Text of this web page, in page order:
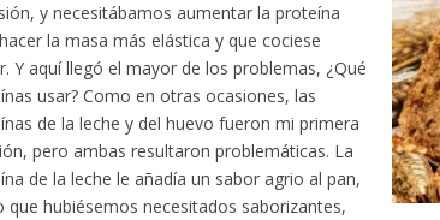
y necesitábamos aumentar la proteína
la masa más elástica y que cociese
Y aquí llegó el mayor de los problemas, ¿Qué
usar? Como en otras ocasiones, las
de la leche y del huevo fueron mi primera
pero ambas resultaron problemáticas. La
de la leche le añadía un sabor agrio al pan,
que hubiésemos necesitados saborizantes,